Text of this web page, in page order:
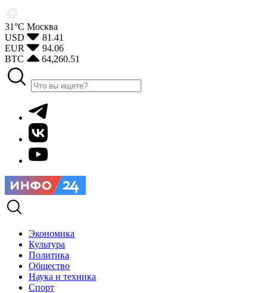
31°С Москва
USD
81.41
EUR
94.06
BTC
64,260.51
Экономика
Культура
Политика
Общество
Наука и техника
Спорт